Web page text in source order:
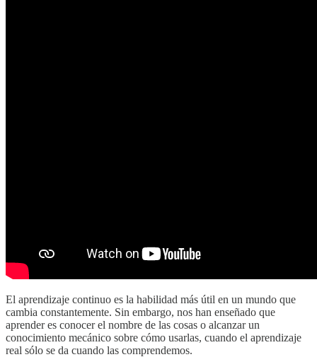
El aprendizaje continuo es la habilidad más útil en un mundo que
cambia constantemente. Sin embargo, nos han enseñado que
aprender es conocer el nombre de las cosas o alcanzar un
conocimiento mecánico sobre cómo usarlas, cuando el aprendizaje
real sólo se da cuando las comprendemos.